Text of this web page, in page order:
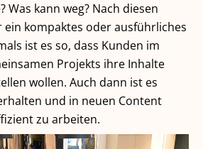
Was kann weg? Nach diesen
kompaktes oder ausführliches
ist es so, dass Kunden im
Projekts ihre Inhalte
wollen. Auch dann ist es
und in neuen Content
zu arbeiten.